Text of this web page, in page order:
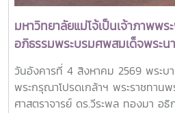
University Council Professor
มหาวิทยาลัยแห่งชาติสิงคโปร์
สภามหาวิทยาลัยชิงหวา ตลอดจนปร
4 แห่ง ได้แก่ ที่ประชุมอธิการบดีแห่ง
อธิการบดีมหาวิทยาลัยราชภัฏ (ทปอ
มหาวิทยาลัยเทคโนโลยีราชมงคล (
มหาวิทยาลัยแม่โจ้เป็นเจ้าภาพพ
อภิธรรมพระบรมศพสมเด็จพระน
ราชินีนาถ พระบรมราชชนนีพันปี
ถวายบังคมพระศพ สมเด็จพระเจ้
ภา นเรนทิราเทพยวดี กรมหลว
วันอังคารที่ 4 สิงหาคม 2569 พระบ
พระกรุณาโปรดเกล้าฯ พระราชทาน
ศาสตราจารย์ ดร.วีระพล ทองมา อธิ